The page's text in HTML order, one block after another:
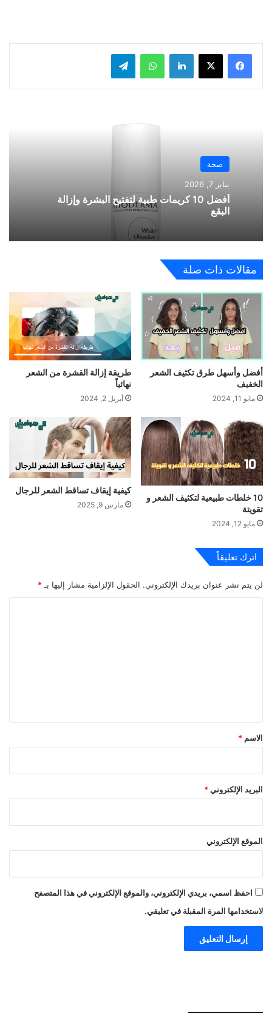
لينكدإن واتساب
صحة
يناير 7, 2026
أفضل 10 كريمات طبية لتفتيح البشرة وإزالة
البقع
مقالات ذات صلة
أفضل وأسهل طرق تكثيف الشعر
الخفيف
مايو 11, 2024
طريقة إزالة القشرة من الشعر
نهائياً
أبريل 2, 2024
10 خلطات طبيعية لتكثيف الشعر و
تقويتة
مايو 12, 2024
كيفية إيقاف تساقط الشعر للرجال
مارس 9, 2025
اترك تعليقاً
لن يتم نشر عنوان بريدك الإلكتروني. الحقول الإلزامية مشار إليها بـ *
*
الاسم *
البريد الإلكتروني *
الموقع الإلكتروني
احفظ اسمي، بريدي الإلكتروني، والموقع الإلكتروني في هذا المتصفح
لاستخدامها المرة المقبلة في تعليقي.